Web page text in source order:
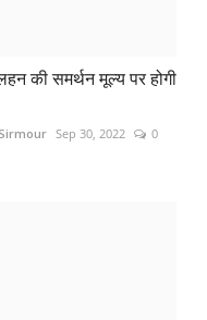
की समर्थन मूल्य पर होगी
Sep 30, 2022
0